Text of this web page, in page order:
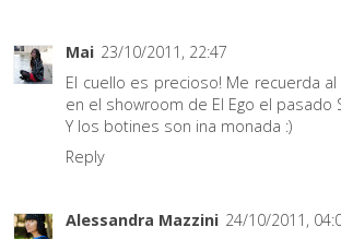
Mai 23/10/2011, 22:47
El cuello es precioso! Me recuerda
en el showroom de El Ego el pasado
Y los botines son ina monada :)
Reply
Alessandra Mazzini 24/10/2011,